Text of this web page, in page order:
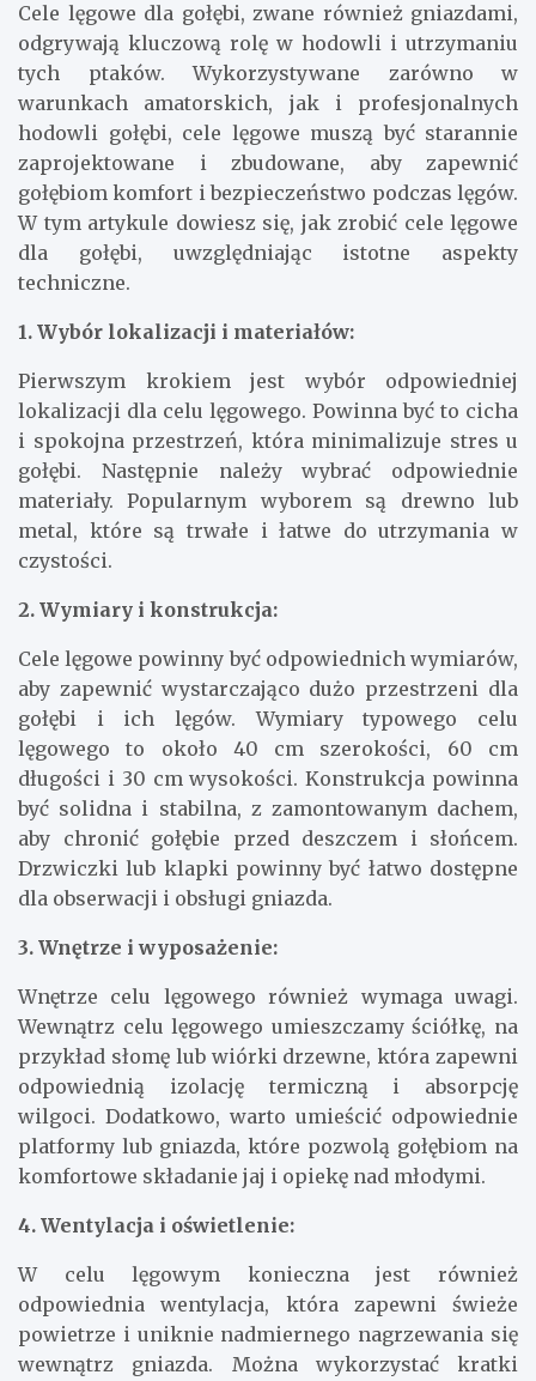
Cele lęgowe dla gołębi, zwane również gniazdami,
odgrywają kluczową rolę w hodowli i utrzymaniu
tych ptaków. Wykorzystywane zarówno w
warunkach amatorskich, jak i profesjonalnych
hodowli gołębi, cele lęgowe muszą być starannie
zaprojektowane i zbudowane, aby zapewnić
gołębiom komfort i bezpieczeństwo podczas lęgów.
W tym artykule dowiesz się, jak zrobić cele lęgowe
dla gołębi, uwzględniając istotne aspekty
techniczne.
1. Wybór lokalizacji i materiałów:
Pierwszym krokiem jest wybór odpowiedniej
lokalizacji dla celu lęgowego. Powinna być to cicha
i spokojna przestrzeń, która minimalizuje stres u
gołębi. Następnie należy wybrać odpowiednie
materiały. Popularnym wyborem są drewno lub
metal, które są trwałe i łatwe do utrzymania w
czystości.
2. Wymiary i konstrukcja:
Cele lęgowe powinny być odpowiednich wymiarów,
aby zapewnić wystarczająco dużo przestrzeni dla
gołębi i ich lęgów. Wymiary typowego celu
lęgowego to około 40 cm szerokości, 60 cm
długości i 30 cm wysokości. Konstrukcja powinna
być solidna i stabilna, z zamontowanym dachem,
aby chronić gołębie przed deszczem i słońcem.
Drzwiczki lub klapki powinny być łatwo dostępne
dla obserwacji i obsługi gniazda.
3. Wnętrze i wyposażenie:
Wnętrze celu lęgowego również wymaga uwagi.
Wewnątrz celu lęgowego umieszczamy ściółkę, na
przykład słomę lub wiórki drzewne, która zapewni
odpowiednią izolację termiczną i absorpcję
wilgoci. Dodatkowo, warto umieścić odpowiednie
platformy lub gniazda, które pozwolą gołębiom na
komfortowe składanie jaj i opiekę nad młodymi.
4. Wentylacja i oświetlenie:
W celu lęgowym konieczna jest również
odpowiednia wentylacja, która zapewni świeże
powietrze i uniknie nadmiernego nagrzewania się
wewnątrz gniazda. Można wykorzystać kratki